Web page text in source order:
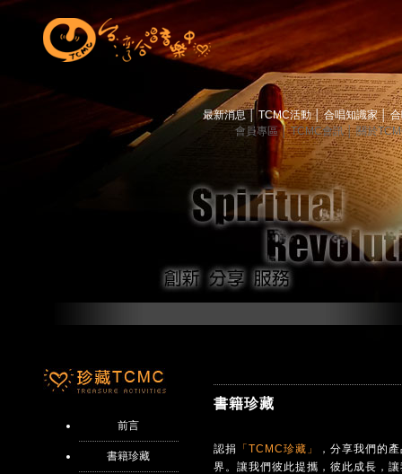
最新消息 TCMC活動│ 合唱知識家│
會員專區│ TCMC會訊│ 關於
前言
書籍珍藏
書籍珍藏
認捐 「TCMC珍藏」
，分享我們的
界。讓我們彼此提攜，彼此成長，